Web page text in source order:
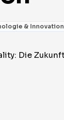
& Innovation